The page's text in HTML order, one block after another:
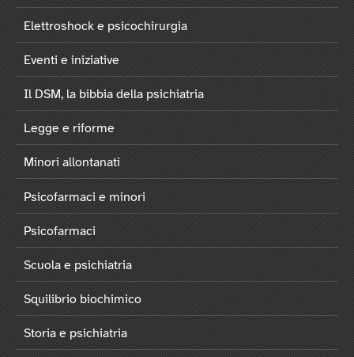
Elettroshock e psicochirurgia
Eventi e iniziative
Il DSM, la bibbia della psichiatria
Legge e riforme
Minori allontanati
Psicofarmaci e minori
Psicofarmaci
Scuola e psichiatria
Squilibrio biochimico
Storia e psichiatria